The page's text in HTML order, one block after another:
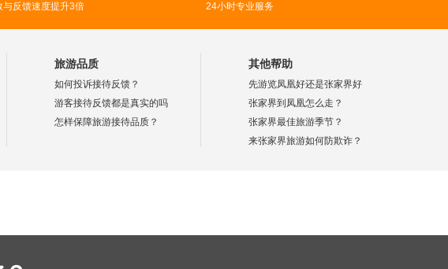
与反馈速度提升3倍
24小时专业服务
旅游品质
如何投诉接待反馈？
游客接待反馈都是真实的吗
怎样保障旅游接待品质？
其他帮助
先游览凤凰好还是张家界好
张家界到凤凰怎么走？
张家界最佳旅游季节？
来张家界旅游如何防欺诈？